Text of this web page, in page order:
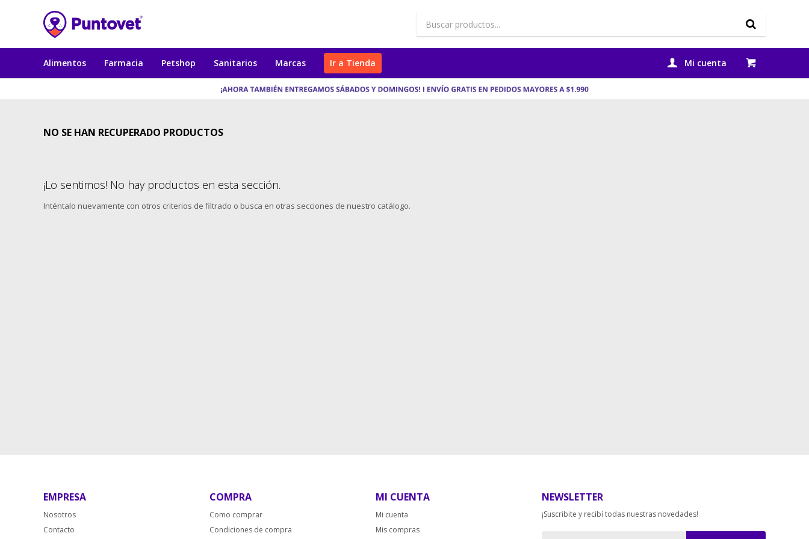
Alimentos Farmacia Petshop Sanitarios Marcas Ir a Tienda
NO SE HAN RECUPERADO PRODUCTOS
¡Lo sentimos! No hay productos en esta sección.
Inténtalo nuevamente con otros criterios de filtrado o busca en otras secciones de nuestro catálogo.
EMPRESA
Nosotros
Contacto
COMPRA
Como comprar
Condiciones de compra
MI CUENTA
Mi cuenta
Mis compras
NEWSLETTER
¡Suscribite y recibí todas nuestras novedades!